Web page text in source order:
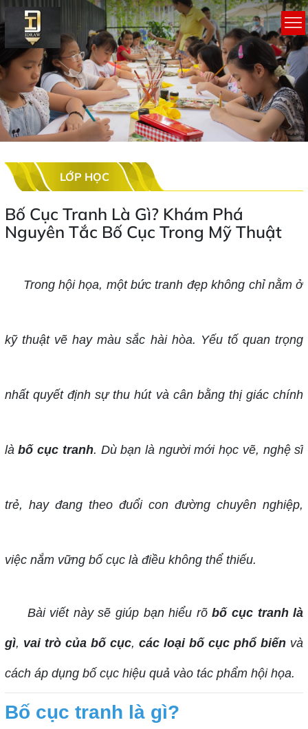
LỚP HỌC
Bố Cục Tranh Là Gì? Khám Phá
Nguyên Tắc Bố Cục Trong Mỹ Thuật
Trong hội họa, một bức tranh đẹp không chỉ nằm ở
kỹ thuật vẽ hay màu sắc hài hòa. Yếu tố quan trọng
nhất quyết định sự thu hút và cân bằng thị giác chính
làbố cục tranh. Dù bạn là người mới học vẽ, nghệ sĩ
trẻ, hay đang theo đuổi con đường chuyên nghiệp,
việc nắm vững bố cục là điều không thể thiếu.
Bài viết này sẽ giúp bạn hiểu rõbố cục tranh là
gì, vai trò của bố cục, các loại bố cục phổ biến và
cách áp dụng bố cục hiệu quả vào tác phẩm hội họa.
Bố cục tranh là gì?